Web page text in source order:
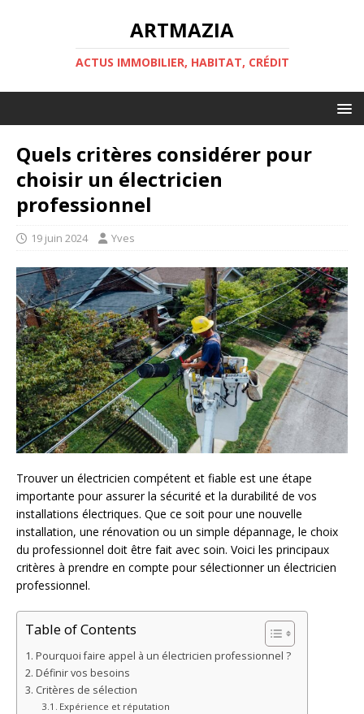
ARTMAZIA
ACTUS IMMOBILIER, HABITAT, CRÉDIT
Quels critères considérer pour
choisir un électricien
professionnel
19 juin 2024 Yves
Trouver un électricien compétent et fiable est une étape
importante pour assurer la sécurité et la durabilité de vos
installations électriques. Que ce soit pour une nouvelle
installation, une rénovation ou un simple dépannage, le choix
du professionnel doit être fait avec soin. Voici les principaux
critères à prendre en compte pour sélectionner un électricien
professionnel.
Table of Contents
Pourquoi faire appel à un électricien professionnel ?
Définir vos besoins
Critères de sélection
Expérience et réputation